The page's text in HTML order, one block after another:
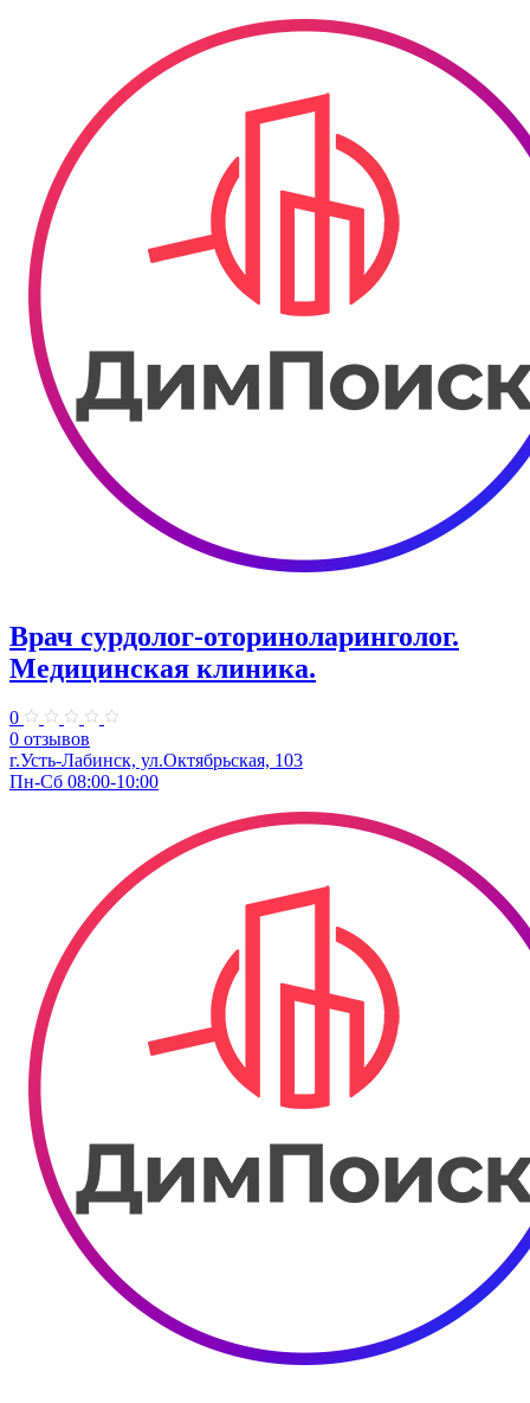
Врач сурдолог-оториноларинголог.
Медицинская клиника.
0
0 отзывов
г.Усть-Лабинск, ул.Октябрьская, 103
Пн-Сб 08:00-10:00